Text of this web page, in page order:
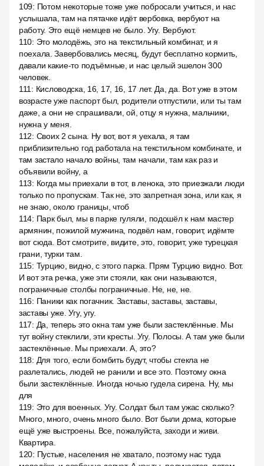
109: Потом некоторые тоже уже побросали учиться, и нас
услышала, там на пятачке идёт вербовка, вербуют на
работу. Это ещё немцев не было. Угу. Вербуют.
110: Это молодёжь, это на текстильный комбинат, и я
поехала. Завербовались месяц, будут бесплатно кормить,
давали какие-то подъёмные, и нас целый эшелон 300
человек.
111 : Кисловодска, 16, 17, 16, 17 лет. Да, да. Вот уже в этом
возрасте уже паспорт был, родители отпустили, или ты там
даже, а они не спрашивали, ой, отцу я нужна, мальчики,
нужна у меня.
112: Своих 2 сына. Ну вот, вот я уехала, я там
приблизительно год работала на текстильном комбинате, и
там застало начало войны, там начали, там как раз и
объявили войну, а
113: Когда мы приехали в тот, в ленока, это приезжали люди
только по пропускам. Так не, это запретная зона, или как, я
не знаю, около границы, чтоб
114: Парк был, мы в парке гуляли, подошёл к нам мастер
армянин, пожилой мужчина, подвёл нам, говорит, идёмте
вот сюда. Вот смотрите, видите, это, говорит, уже турецкая
грани, турки там.
115: Турцию, видно, с этого парка. Прям Турцию видно. Вот.
И вот эта речка, уже эти стояли, как они называются,
пограничные столбы пограничные. Не, не, не.
116: Паники как погачник. Заставы, заставы, заставы,
заставы уже. Угу, угу.
117: Да, теперь это окна там уже были застеклённые. Мы
тут войну стеклили, эти кресты. Угу. Полосы. А там уже были
застеклённые. Мы приехали. А, это?
118: Для того, если бомбить будут, чтобы стекла не
разлетались, людей не ранили и все это. Поэтому окна
были застеклённые. Иногда ночью гудела сирена. Ну, мы
для
119: Это для военных. Угу. Солдат был там ужас сколько?
Много, много, очень много было. Вот были дома, которые
ещё уже выстроены. Все, пожалуйста, заходи и живи.
Квартира.
120: Пустые, населения не хватало, поэтому нас туда